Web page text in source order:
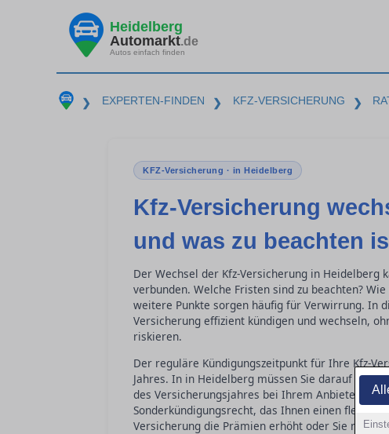
Heidelberg
Automarkt.de
Autos einfach finden
❯ EXPERTEN-FINDEN ❯ KFZ-VERSICHERUNG ❯
KFZ-Versicherung · in Heidelberg
Kfz-Versicherung
und was zu beachten
Der Wechsel der Kfz-Versicherung in
verbunden. Welche Fristen sind zu beachten?
weitere Punkte sorgen häufig für Verwirrung. In
Versicherung effizient kündigen und wechseln,
riskieren.
Der reguläre Kündigungszeitpunkt für Ihre Kfz-
Jahres. In in Heidelberg müssen Sie darauf
des Versicherungsjahres bei Ihrem Anbieter
Sonderkündigungsrecht, das Ihnen einen
Versicherung die Prämien erhöht oder Sie nach